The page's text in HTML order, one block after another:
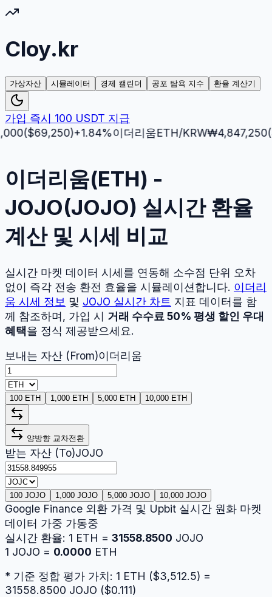
Cloy.kr
가상자산 시뮬레이터 경제 캘린더 공포 탐욕 지수 환율 계산기
가입 즉시 100 USDT 지급
69,250)+1.84%이더리움ETH/KRW₩4,847,250($
이더리움(ETH) -
JOJO(JOJO) 실시간 환율
계산 및 시세 비교
실시간 마켓 데이터 시세를 연동해 소수점 단위 오차
없이 즉각 전송 환전 효율을 시뮬레이션합니다. 이더리
움 시세 정보 및 JOJO 실시간 차트 지표 데이터를 함
께 참조하며, 가입 시 거래 수수료 50% 평생 할인 우대
혜택을 정식 제공받으세요.
보내는 자산 (From)이더리움
100 ETH 1,000 ETH 5,000 ETH 10,000 ETH
양방향 교차전환
받는 자산 (To)JOJO
100 JOJO 1,000 JOJO 5,000 JOJO 10,000 JOJO
Google Finance 외환 가격 및 Upbit 실시간 원화 마켓
데이터 가중 가동중
실시간 환율: 1 ETH = 31558.8500 JOJO
1 JOJO = 0.0000 ETH
* 기준 정합 평가 가치: 1 ETH ($3,512.5) =
31558.8500 JOJO ($0.111)